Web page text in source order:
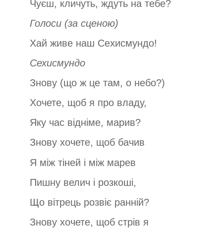
Чуєш, кличуть, ждуть на тебе?
Голоси (за сценою)
Хай живе наш Сехисмундо!
Сехисмундо
Знову (що ж це там, о небо?)
Хочете, щоб я про владу,
Яку час відніме, марив?
Знову хочете, щоб бачив
Я між тіней і між марев
Пишну велич і розкоші,
Що вітрець розвіє ранній?
Знову хочете, щоб стрів я